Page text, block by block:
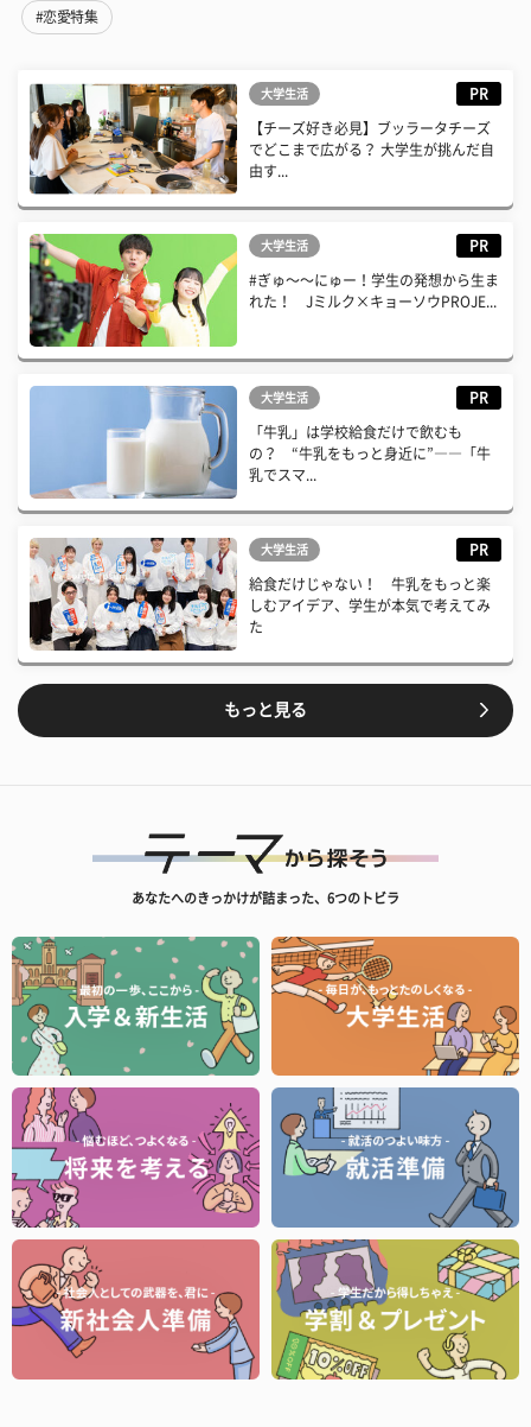
#恋愛特集
大学生活 PR
【チーズ好き必見】ブッラータチーズ
でどこまで広がる？ 大学生が挑んだ自
由す...
大学生活 PR
#ぎゅ〜〜にゅー！学生の発想から生ま
れた！ Jミルク×キョーソウPROJE...
大学生活 PR
「牛乳」は学校給食だけで飲むも
の？ “牛乳をもっと身近に”――「牛
乳でスマ...
大学生活 PR
給食だけじゃない！ 牛乳をもっと楽
しむアイデア、学生が本気で考えてみ
た
もっと見る
あなたへのきっかけが詰まった、6つのトビラ